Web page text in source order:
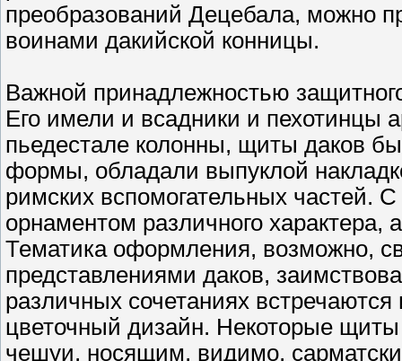
преобразований Децебала, можно
воинами дакийской конницы.
Важной принадлежностью
Его имели и всадники и
пьедестале колонны, щиты даков
формы, обладали выпуклой
римских вспомогательных частей.
орнаментом различного
Тематика оформления, возможно,
представлениями даков,
различных сочетаниях
цветочный дизайн. Некоторые
чешуи, носящим, видимо,